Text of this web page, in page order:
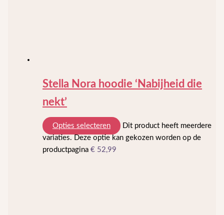
Stella Nora hoodie ‘Nabijheid die
nekt’
Opties selecteren
Dit product heeft meerdere
variaties. Deze optie kan gekozen worden op de
productpagina€ 52,99